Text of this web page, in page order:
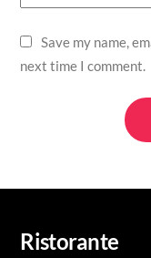
Save my name,
next time I comment.
Ristorante